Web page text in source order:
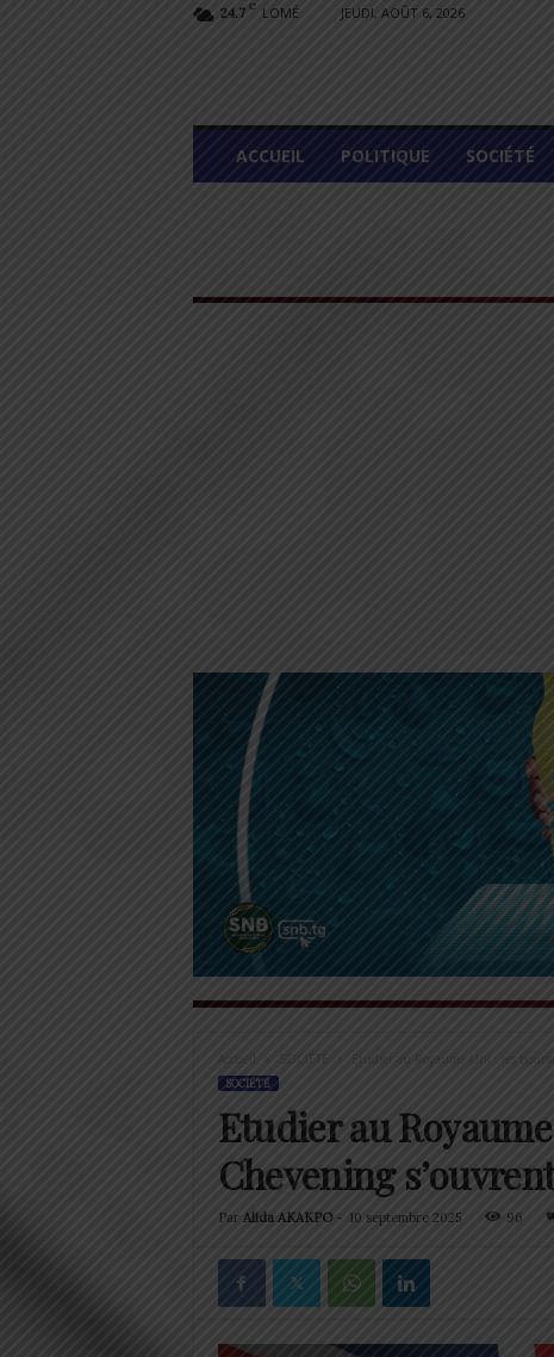
24.7 C LOMÉ JEUDI, AOÛT 6, 2026
L
M
ACCUEIL POLITIQUE SOCIÉTÉ
Accueil Etudier au Royaume-Uni : les
SOCIÉTÉ
Etudier au
Chevening
Par Alida AKAKPO- 10 septembre 2025 96